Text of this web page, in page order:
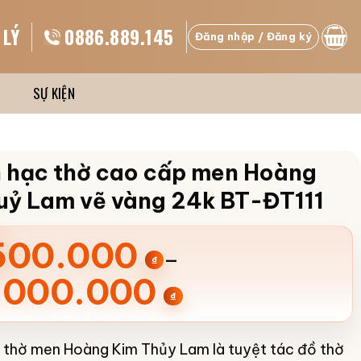
0886.889.145 Đăng nhập / Đăng ký
SỰ KIỆN
hạc thờ cao cấp men Hoàng
Lam vẽ vàng 24k BT-ĐT111
₫ –
₫
₫
thờ men Hoàng Kim Thủy Lam là tuyệt tác đồ thờ